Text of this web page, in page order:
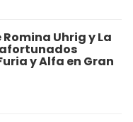
Uhrig y La
y Alfa en Gran